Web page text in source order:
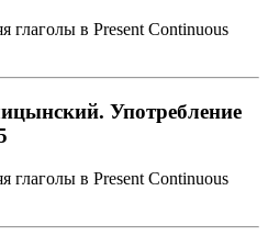
глаголы в Present Continuous
Употребление
глаголы в Present Continuous